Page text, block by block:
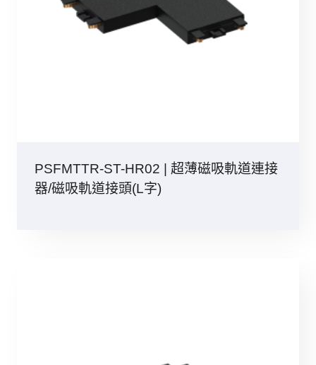
PSFMTTR-ST-HR02 | 超薄磁吸軌道連接
器/磁吸軌道接頭(L字)